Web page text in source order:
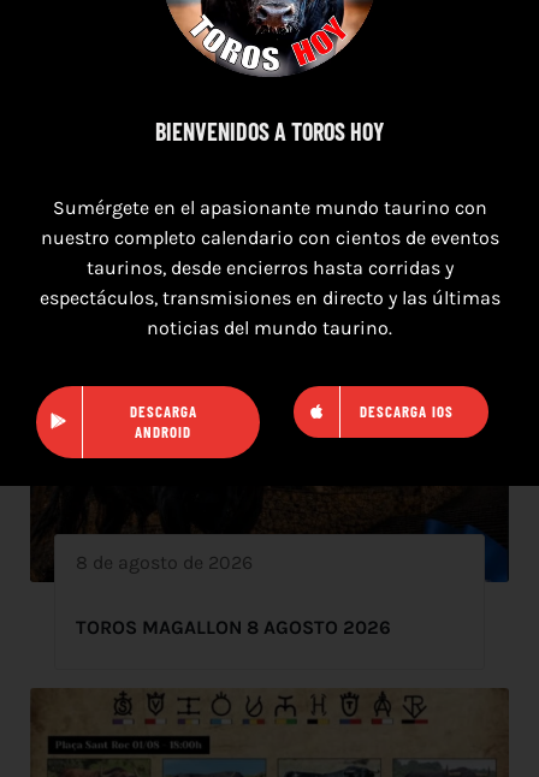
TOROS SAN AGUSTÍN Y SAN MARCOS
CASTELLÓN DEL 8 AL 10 DE AGOSTO 2026
8 de agosto de 2026
TOROS MAGALLON 8 AGOSTO 2026
BIENVENIDOS A TOROS HOY
Sumérgete en el apasionante mundo taurino con
nuestro completo calendario con cientos de eventos
taurinos, desde encierros hasta corridas y
espectáculos, transmisiones en directo y las últimas
noticias del mundo taurino.
DESCARGA
ANDROID
DESCARGA IOS